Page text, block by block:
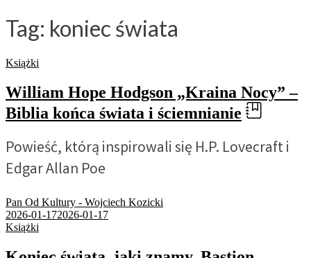
Tag: koniec świata
Książki
William Hope Hodgson „Kraina Nocy” –
Biblia końca świata i ściemnianie
Powieść, którą inspirowali się H.P. Lovecraft i
Edgar Allan Poe
Pan Od Kultury - Wojciech Kozicki
2026-01-172026-01-17
Książki